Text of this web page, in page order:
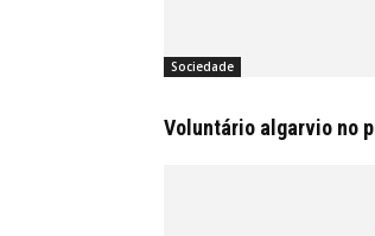
Sociedade
Voluntário algarvio no